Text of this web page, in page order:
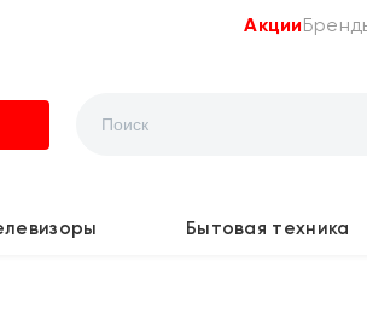
Акции
Бытовая техника